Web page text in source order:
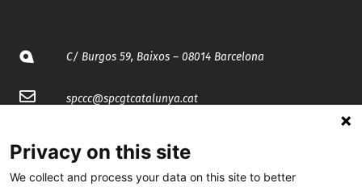
C/ Burgos 59, Baixos – 08014 Barcelona
spccc@spcgtcatalunya.cat
Privacy on this site
We collect and process your data on this site to better